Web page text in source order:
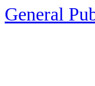
General